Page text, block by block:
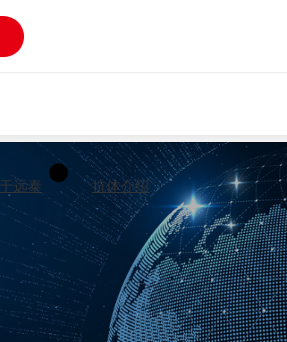
远泰 抗体介绍